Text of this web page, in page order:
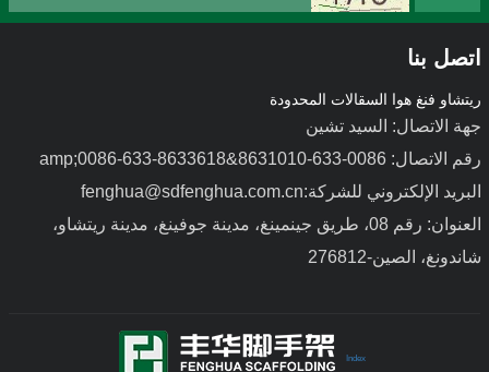
قوالب فولاذية خفيفة الوزن قوالب صب من سبائك الألومنيوم
اتصل بنا
ريتشاو فنغ هوا السقالات المحدودة
جهة الاتصال: السيد تشين
رقم الاتصال: 0086-633-8631010&amp;0086-633-8633618
البريد الإلكتروني للشركة:fenghua@sdfenghua.com.cn
العنوان: رقم 08، طريق جينمينغ، مدينة جوفينغ، مدينة ريتشاو،
شاندونغ، الصين-276812
Index